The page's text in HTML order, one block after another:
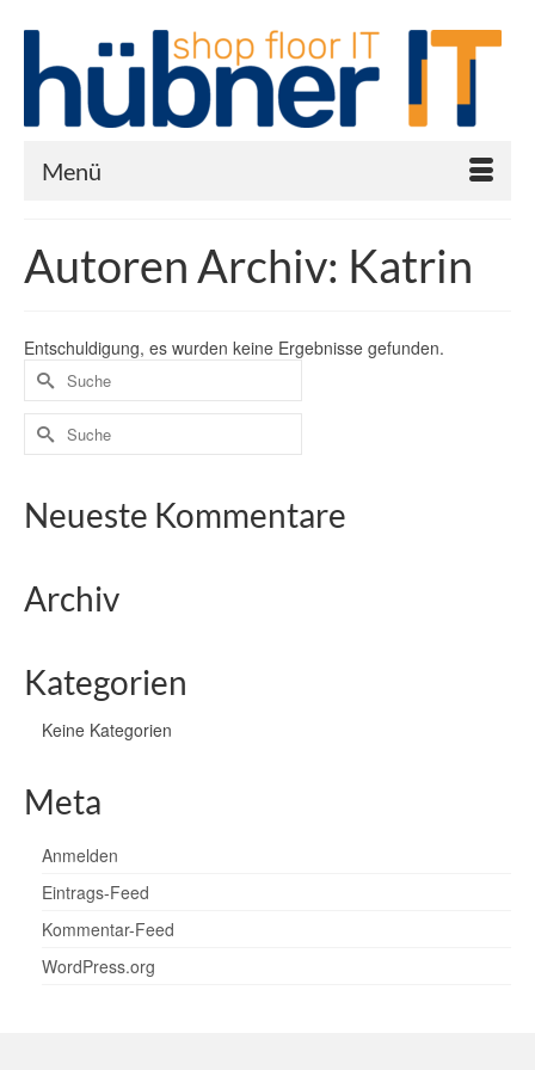
Menü
Autoren Archiv: Katrin
Entschuldigung, es wurden keine Ergebnisse gefunden.
Neueste Kommentare
Archiv
Kategorien
Keine Kategorien
Meta
Anmelden
Eintrags-Feed
Kommentar-Feed
WordPress.org